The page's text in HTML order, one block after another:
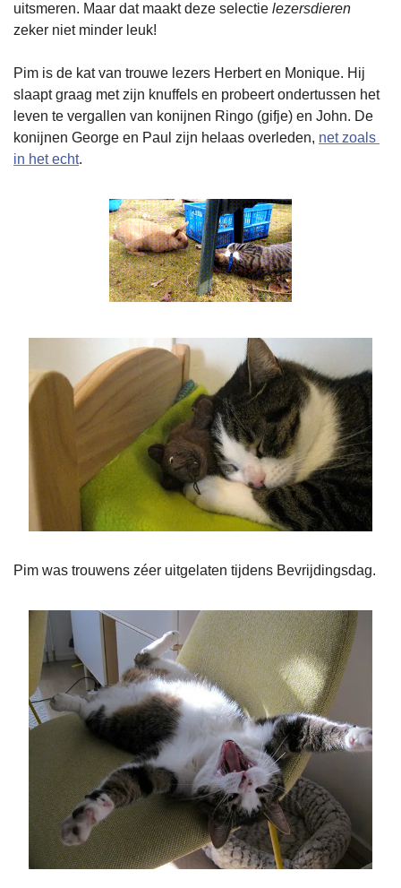
uitsmeren. Maar dat maakt deze selectie lezersdieren
zeker niet minder leuk!
Pim is de kat van trouwe lezers Herbert en Monique. Hij
slaapt graag met zijn knuffels en probeert ondertussen het
leven te vergallen van konijnen Ringo (gifje) en John. De
konijnen George en Paul zijn helaas overleden, net zoals
in het echt.
Pim was trouwens zéer uitgelaten tijdens Bevrijdingsdag.